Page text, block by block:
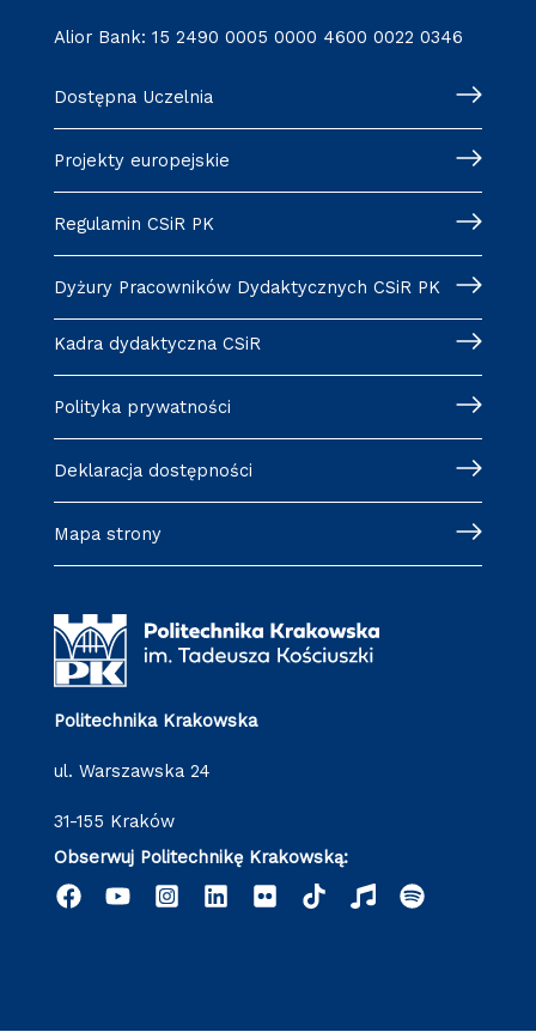
Alior Bank: 15 2490 0005 0000 4600 0022 0346
Dostępna Uczelnia
Projekty europejskie
Regulamin CSiR PK
Dyżury Pracowników Dydaktycznych CSiR PK
Kadra dydaktyczna CSiR
Polityka prywatności
Deklaracja dostępności
Mapa strony
Politechnika Krakowska
ul. Warszawska 24
31-155 Kraków
Obserwuj Politechnikę Krakowską: